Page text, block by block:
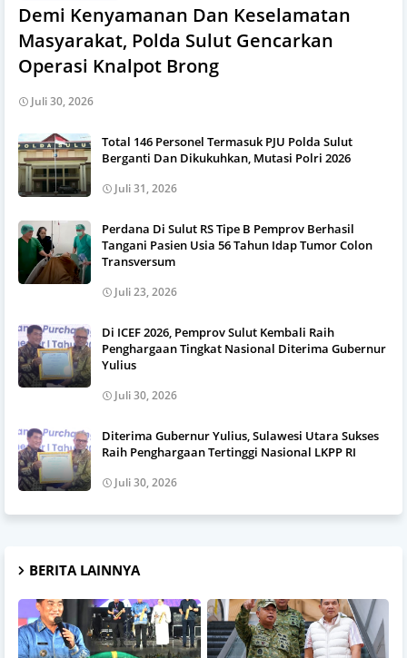
Demi Kenyamanan Dan Keselamatan
Masyarakat, Polda Sulut Gencarkan
Operasi Knalpot Brong
Juli 30, 2026
Total 146 Personel Termasuk PJU Polda Sulut
Berganti Dan Dikukuhkan, Mutasi Polri 2026
Juli 31, 2026
Perdana Di Sulut RS Tipe B Pemprov Berhasil
Tangani Pasien Usia 56 Tahun Idap Tumor Colon
Transversum
Juli 23, 2026
Di ICEF 2026, Pemprov Sulut Kembali Raih
Penghargaan Tingkat Nasional Diterima Gubernur
Yulius
Juli 30, 2026
Diterima Gubernur Yulius, Sulawesi Utara Sukses
Raih Penghargaan Tertinggi Nasional LKPP RI
Juli 30, 2026
BERITA LAINNYA